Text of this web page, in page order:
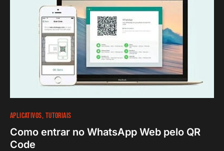
APLICATIVOS TUTORIAIS
Como entrar no WhatsApp Web pelo QR
Code